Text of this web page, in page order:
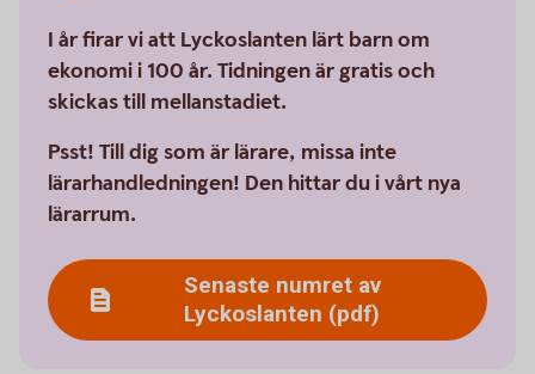
I år firar vi att Lyckoslanten lärt barn om
ekonomi i 100 år. Tidningen är gratis och
skickas till mellanstadiet.
Psst! Till dig som är lärare, missa inte
lärarhandledningen! Den hittar du i vårt nya
lärarrum.
Senaste numret av
Lyckoslanten (pdf)